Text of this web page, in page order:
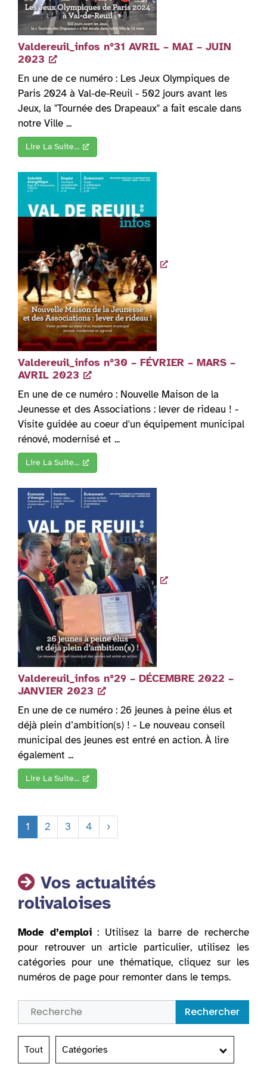
Valdereuil_infos n°31 AVRIL – MAI – JUIN
2023
En une de ce numéro : Les Jeux Olympiques de
Paris 2024 à Val-de-Reuil - 502 jours avant les
Jeux, la "Tournée des Drapeaux" a fait escale dans
notre Ville ...
Lire La Suite…
Valdereuil_infos n°30 – FÉVRIER – MARS –
AVRIL 2023
En une de ce numéro : Nouvelle Maison de la
Jeunesse et des Associations : lever de rideau ! -
Visite guidée au coeur d'un équipement municipal
rénové, modernisé et ...
Lire La Suite…
Valdereuil_infos n°29 – DÉCEMBRE 2022 –
JANVIER 2023
En une de ce numéro : 26 jeunes à peine élus et
déjà plein d’ambition(s) ! - Le nouveau conseil
municipal des jeunes est entré en action. À lire
également ...
Lire La Suite…
1 2 3 4 ›
Vos actualités
rolivaloises
Mode d’emploi: Utilisez la barre de recherche
pour retrouver un article particulier, utilisez les
catégories pour une thématique, cliquez sur les
numéros de page pour remonter dans le temps.
Rechercher
Tout Catégories